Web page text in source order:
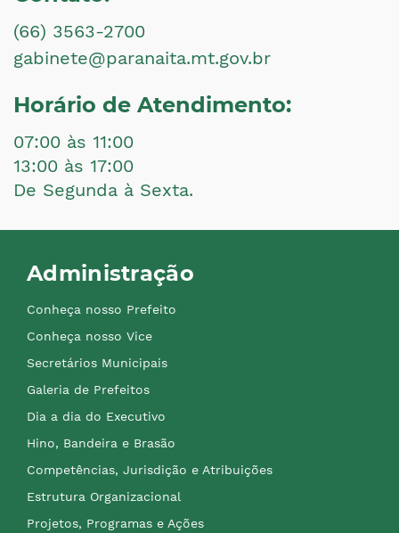
(66) 3563-2700
gabinete@paranaita.mt.gov.br
Horário de Atendimento:
07:00 às 11:00
13:00 às 17:00
De Segunda à Sexta.
Administração
Conheça nosso Prefeito
Conheça nosso Vice
Secretários Municipais
Galeria de Prefeitos
Dia a dia do Executivo
Hino, Bandeira e Brasão
Competências, Jurisdição e Atribuições
Estrutura Organizacional
Projetos, Programas e Ações